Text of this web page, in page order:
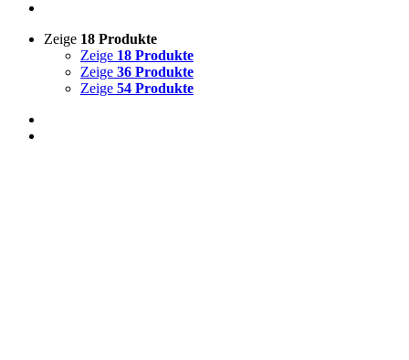
Zeige 18 Produkte
Zeige 18 Produkte
Zeige 36 Produkte
Zeige 54 Produkte